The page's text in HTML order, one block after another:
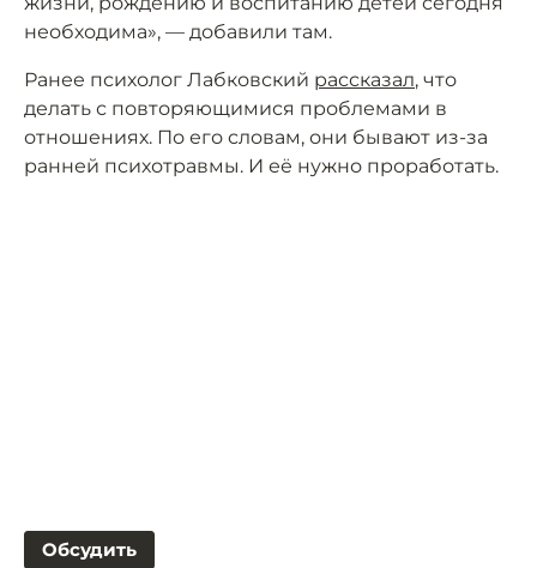
необходима», — добавили там.
Ранее психолог Лабковский рассказал, что
делать с повторяющимися проблемами в
отношениях. По его словам, они бывают из-за
ранней психотравмы. И её нужно проработать.
Обсудить